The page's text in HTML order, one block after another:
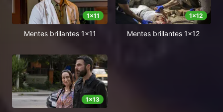
1x11
Mentes brillantes 1x11
1x12
Mentes brillantes 1x12
1x13